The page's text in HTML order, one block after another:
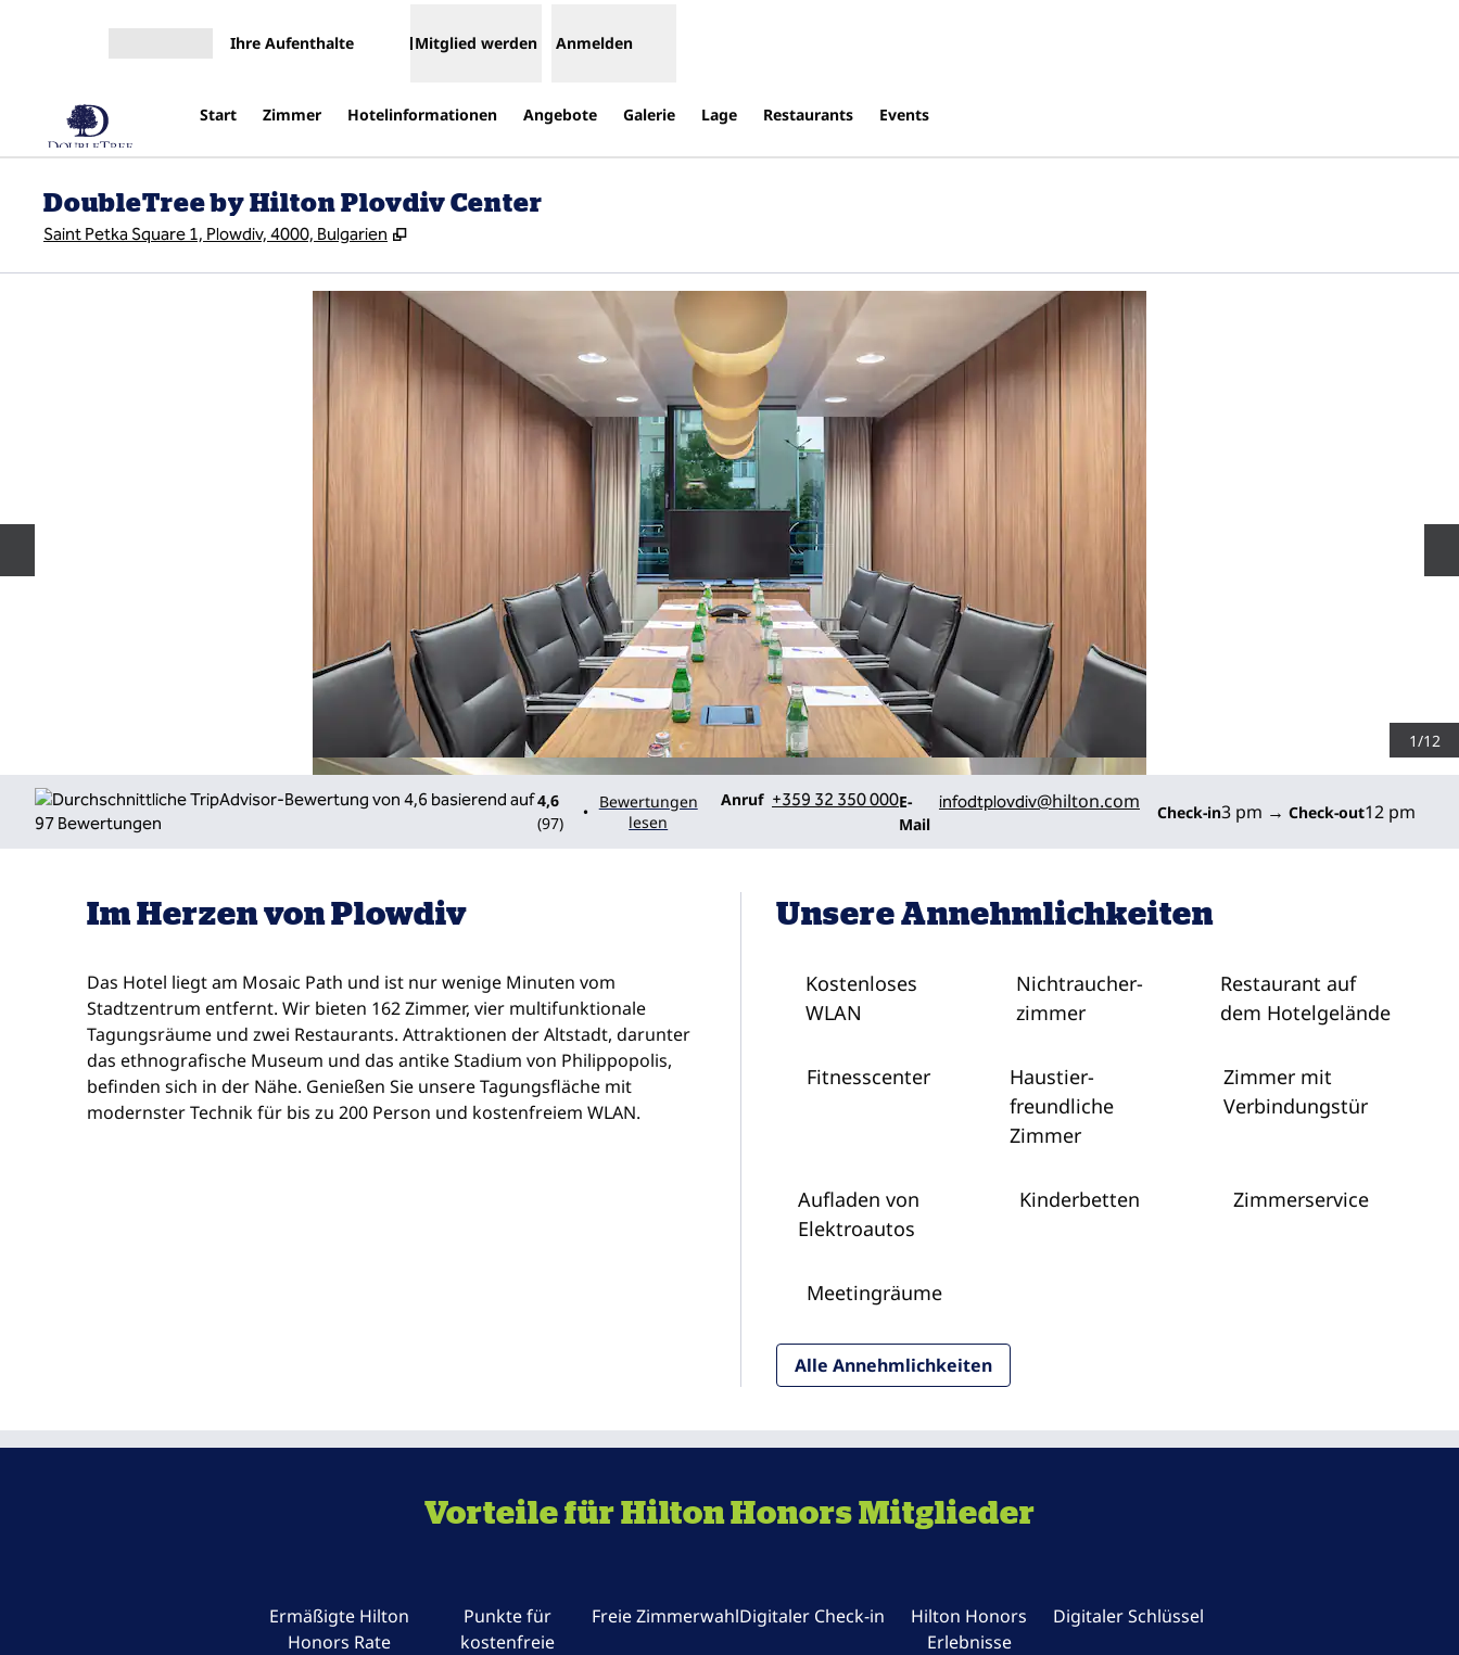
Ihre Aufenthalte Mitglied werden Anmelden
Start Zimmer Hotelinformationen Angebote Galerie Lage Restaurants Events
DoubleTree by Hilton Plovdiv Center
Saint Petka Square 1, Plowdiv, 4000, Bulgarien ,
1/12
4,6
(97)
•
Bewertungen
lesen
Anruf
Telefon+359 32 350 000E-
Mail
Email infodtplovdiv@hilton.com Check-in3 pm → Check-out12 pm
Im Herzen von Plowdiv
Das Hotel liegt am Mosaic Path und ist nur wenige Minuten vom
Stadtzentrum entfernt. Wir bieten 162 Zimmer, vier multifunktionale
Tagungsräume und zwei Restaurants. Attraktionen der Altstadt, darunter
das ethnografische Museum und das antike Stadium von Philippopolis,
befinden sich in der Nähe. Genießen Sie unsere Tagungsfläche mit
modernster Technik für bis zu 200 Person und kostenfreiem WLAN.
Unsere Annehmlichkeiten
Kostenloses
WLAN
Nichtraucher­
zimmer
Restaurant auf
dem Hotelgelände
Fitnesscenter
Haustier­
freundliche
Zimmer
Zimmer mit
Verbindungstür
Aufladen von
Elektroautos
Kinderbetten Zimmer­service
Meeting­räume
Alle Annehmlichkeiten
Vorteile für Hilton Honors Mitglieder
Ermäßigte Hilton
Honors Rate
Punkte für
kostenfreie
Freie ZimmerwahlDigitaler Check-in
Hilton Honors
Erlebnisse
Digitaler Schlüssel